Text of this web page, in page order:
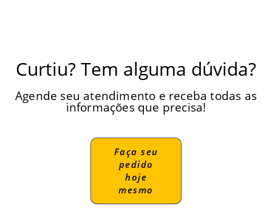
Curtiu? Tem alguma dúvida?
Agende seu atendimento e receba todas as
informações que precisa!
Faça seu
pedido
hoje
mesmo